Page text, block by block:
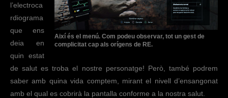
Així és el menú. Com podeu observar, tot un gest de
complicitat cap als orígens de RE.
l’electroca
rdiograma
que ens
deia en
quin estat
de salut es troba el nostre personatge! Però, també podrem
saber amb quina vida comptem, mirant el nivell d’ensangonat
amb el qual es cobrirà la pantalla conforme a la nostra salut.